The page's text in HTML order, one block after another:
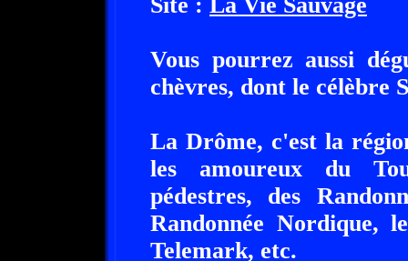
Vous pourrez aussi
chèvres, dont le célèbre
La Drôme, c'est la
les amoureux du
pédestres, des
Randonnée Nordique,
Telemark, etc.